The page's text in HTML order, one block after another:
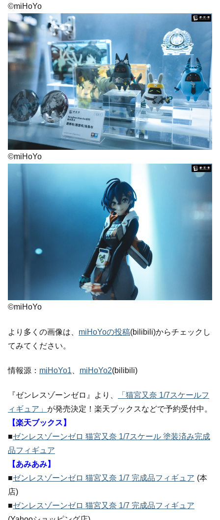
©miHoYo
©miHoYo
©miHoYo
より多くの画像は、 miHoYoの投稿(bilibili)からチェックし
てみてください。
情報源： miHoYo1 miHoYo2(bilibili)
『ゼンレスゾーンゼロ』より、
「猫宮又奈 1/7スケールフ
ィギュア」 が発売決定！楽天ブックスなどで予約受付中。
【楽天ブックス】
■ゼンレスゾーンゼロ 猫宮又奈 1/7スケール 塗装済み完成
品フィギュア
【あみあみ】
■ゼンレスゾーンゼロ 猫宮又奈 1/7 完成品フィギュア (本
店)
■ゼンレスゾーンゼロ 猫宮又奈 1/7 完成品フィギュア